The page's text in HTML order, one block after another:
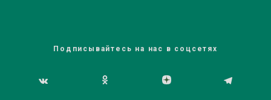
Подписывайтесь на нас в соцсетях